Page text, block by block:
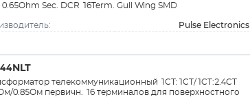
0.65Ohm Sec. DCR 16Term. Gull Wing SMD
Pulse Electronics
телекоммуникационный 1CT:1CT/1CT:2.4CT
0.85Ом первичн. 16 терминалов для поверхностного